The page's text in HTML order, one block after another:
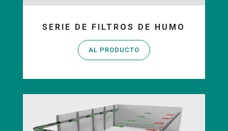
SERIE DE FILTROS DE HUMO
AL PRODUCTO